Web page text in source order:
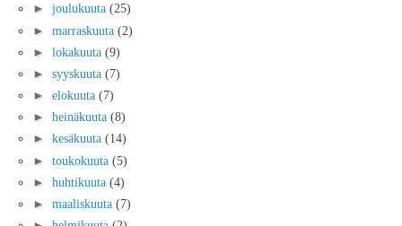
► joulukuuta (25)
► marraskuuta (2)
► lokakuuta (9)
► syyskuuta (7)
► elokuuta (7)
► heinäkuuta (8)
► kesäkuuta (14)
► toukokuuta (5)
► huhtikuuta (4)
► maaliskuuta (7)